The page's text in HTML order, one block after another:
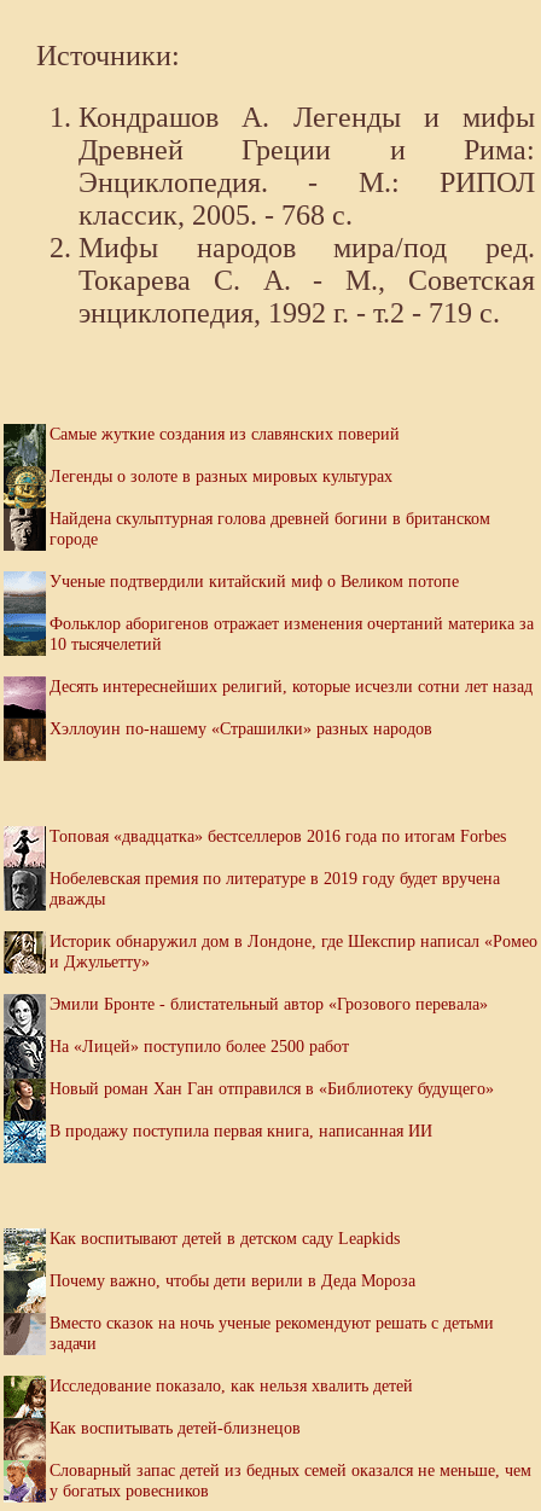
Источники:
Кондрашов А. Легенды и мифы
Древней Греции и Рима:
Энциклопедия. - М.: РИПОЛ
классик, 2005. - 768 с.
Мифы народов мира/под ред.
Токарева С. А. - М., Советская
энциклопедия, 1992 г. - т.2 - 719 с.
Самые жуткие создания из славянских поверий
Легенды о золоте в разных мировых культурах
Найдена скульптурная голова древней богини в британском
городе
Ученые подтвердили китайский миф о Великом потопе
Фольклор аборигенов отражает изменения очертаний материка за
10 тысячелетий
Десять интереснейших религий, которые исчезли сотни лет назад
Хэллоуин по-нашему «Страшилки» разных народов
Топовая «двадцатка» бестселлеров 2016 года по итогам Forbes
Нобелевская премия по литературе в 2019 году будет вручена
дважды
Историк обнаружил дом в Лондоне, где Шекспир написал «Ромео
и Джульетту»
Эмили Бронте - блистательный автор «Грозового перевала»
На «Лицей» поступило более 2500 работ
Новый роман Хан Ган отправился в «Библиотеку будущего»
В продажу поступила первая книга, написанная ИИ
Как воспитывают детей в детском саду Leapkids
Почему важно, чтобы дети верили в Деда Мороза
Вместо сказок на ночь ученые рекомендуют решать с детьми
задачи
Исследование показало, как нельзя хвалить детей
Как воспитывать детей-близнецов
Словарный запас детей из бедных семей оказался не меньше, чем
у богатых ровесников